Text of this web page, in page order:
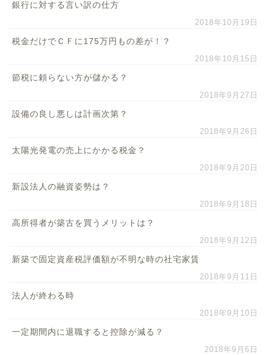
銀行に対する言い訳の仕方
2018年10月19日
税金だけでＣＦに175万円もの差が！？
2018年10月15日
節税に頼らない方が儲かる？
2018年9月27日
設備の良し悪しは計画次第？
2018年9月26日
太陽光発電の売上にかかる税金？
2018年9月20日
新設法人の融資姿勢は？
2018年9月18日
高所得者が築古を買うメリットは？
2018年9月12日
新築で固定資産税評価額が不明な時の社宅家賃
2018年9月11日
法人が終わる時
2018年9月10日
一定期間内に退職すると控除が減る？
2018年9月6日